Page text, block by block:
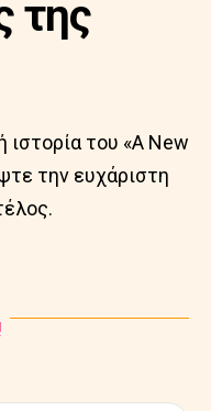
της
ιστορία του «A New
την ευχάριστη